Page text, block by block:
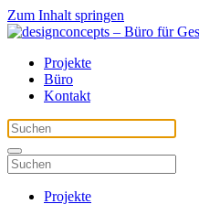
Zum Inhalt springen
Projekte
Büro
Kontakt
Projekte